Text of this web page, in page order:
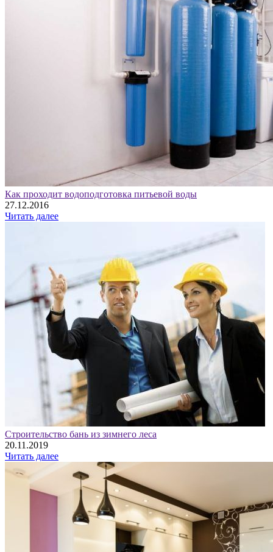
Как проходит водоподготовка питьевой воды
27.12.2016
Читать далее
Строительство бань из зимнего леса
20.11.2019
Читать далее